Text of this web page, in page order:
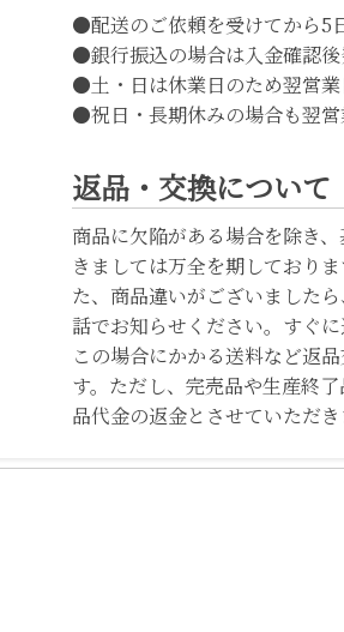
●配送のご依頼を受けてから5
●銀行振込の場合は入金確認後
●土・日は休業日のため翌営
●祝日・長期休みの場合も翌
返品・交換について
商品に欠陥がある場合を除き
きましては万全を期しており
た、商品違いがございました
話でお知らせください。すぐ
この場合にかかる送料など返
す。ただし、完売品や生産終
品代金の返金とさせていただき